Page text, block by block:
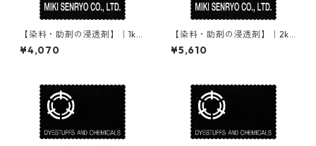
【染料・助剤の浸透剤】｜1kg
｜ソルバライトS-70
¥4,070
【染料・助剤の浸透剤】｜2kg
｜ソルバライトS-70
¥5,610